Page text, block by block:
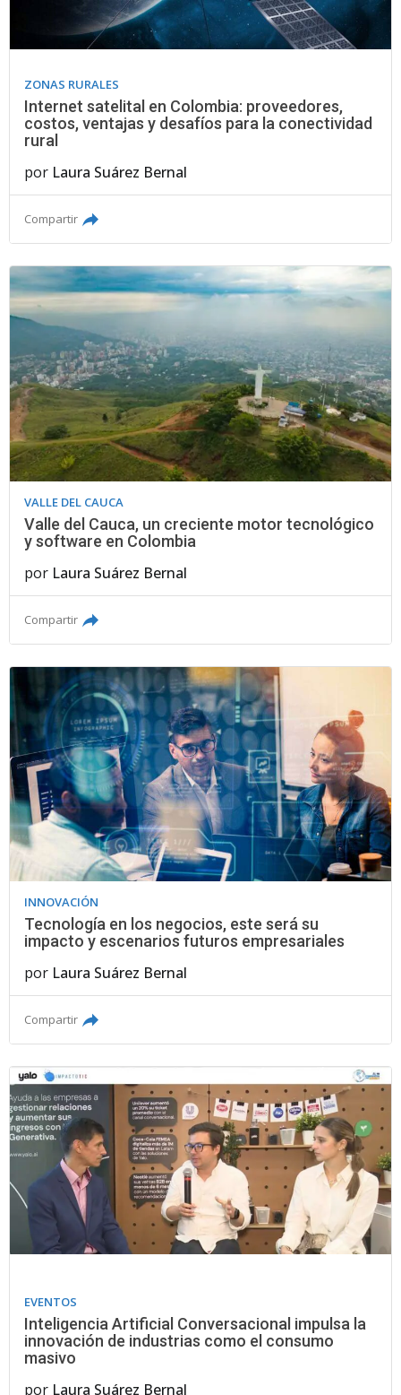
ZONAS RURALES
Internet satelital en Colombia: proveedores,
costos, ventajas y desafíos para la conectividad
rural
por Laura Suárez Bernal
Compartir
VALLE DEL CAUCA
Valle del Cauca, un creciente motor tecnológico
y software en Colombia
por Laura Suárez Bernal
Compartir
INNOVACIÓN
Tecnología en los negocios, este será su
impacto y escenarios futuros empresariales
por Laura Suárez Bernal
Compartir
EVENTOS
Inteligencia Artificial Conversacional impulsa la
innovación de industrias como el consumo
masivo
por Laura Suárez Bernal